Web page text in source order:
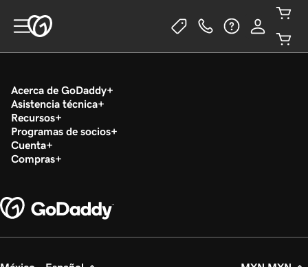
Acerca de GoDaddy
Asistencia técnica
Recursos
Programas de socios
Cuenta
Compras